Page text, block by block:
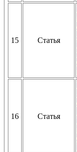
15 Статья
16 Статья